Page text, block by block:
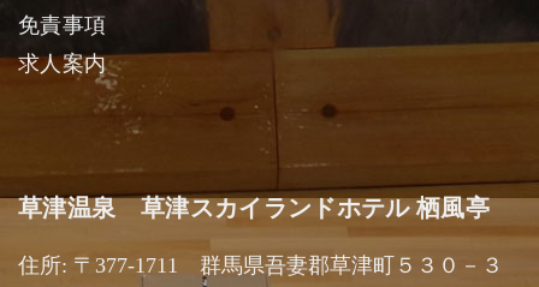
免責事項
求人案内
草津温泉 草津スカイランドホテル 栖風亭
住所: 〒377-1711 群馬県吾妻郡草津町５３０－３